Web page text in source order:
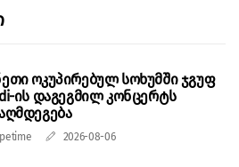
ოკუპირებულ სოხუმში ჯგუფ
ის დაგეგმილ კონცერტს
2026-08-06